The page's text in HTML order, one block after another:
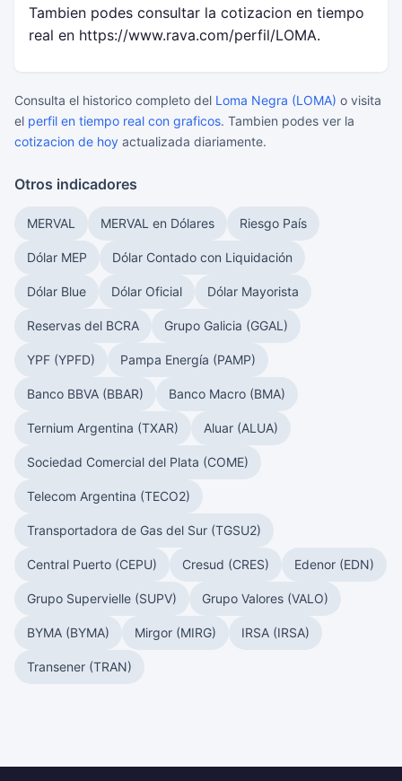
Tambien podes consultar la cotizacion en tiempo
real en https://www.rava.com/perfil/LOMA.
Consulta el historico completo del Loma Negra (LOMA) o visita
el perfil en tiempo real con graficos. Tambien podes ver la
cotizacion de hoy actualizada diariamente.
Otros indicadores
MERVAL MERVAL en Dólares Riesgo País
Dólar MEP Dólar Contado con Liquidación
Dólar Blue Dólar Oficial Dólar Mayorista
Reservas del BCRA Grupo Galicia (GGAL)
YPF (YPFD) Pampa Energía (PAMP)
Banco BBVA (BBAR) Banco Macro (BMA)
Ternium Argentina (TXAR) Aluar (ALUA)
Sociedad Comercial del Plata (COME)
Telecom Argentina (TECO2)
Transportadora de Gas del Sur (TGSU2)
Central Puerto (CEPU) Cresud (CRES) Edenor (EDN)
Grupo Supervielle (SUPV) Grupo Valores (VALO)
BYMA (BYMA) Mirgor (MIRG) IRSA (IRSA)
Transener (TRAN)